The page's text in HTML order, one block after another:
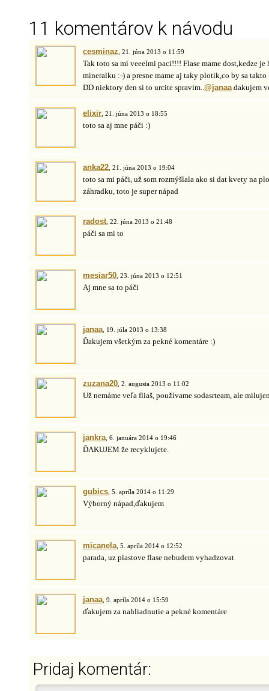
11 komentárov k návodu
cesminaz , 21. júna 2013 o 11:59
Tak toto sa mi veeelmi paci!!!! Flase mame dost,kedze je
mineralku :-) a presne mame aj taky plotik,co by sa
DD niektory den si to urcite spravim..@janaadakujem
elixir , 21. júna 2013 o 18:55
toto sa aj mne páči :)
anka22 , 21. júna 2013 o 19:04
toto sa mi páči, už som rozmýšlala ako si dat kvety na
záhradku, toto je super nápad
radost , 22. júna 2013 o 21:48
páči sa mi to
mesiar50 , 23. júna 2013 o 12:51
Aj mne sa to páči
janaa , 19. júla 2013 o 13:38
Ďakujem všetkým za pekné komentáre :)
zuzana20 , 2. augusta 2013 o 11:02
Už nemáme veľa fliaš, používame sodasrteam, ale
jankra , 6. januára 2014 o 19:46
ĎAKUJEM že recyklujete.
gubics , 5. apríla 2014 o 11:29
Výborný nápad,ďakujem
micanela , 5. apríla 2014 o 12:52
parada, uz plastove flase nebudem vyhadzovat
janaa , 9. apríla 2014 o 15:59
ďakujem za nahliadnutie a pekné komentáre
Pridaj komentár: